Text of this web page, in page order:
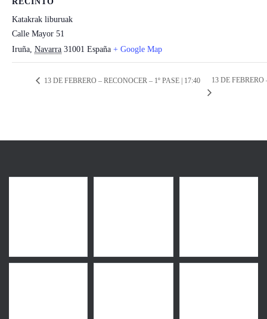
Katakrak liburuak
Calle Mayor 51
Iruña, Navarra 31001 España + Google Map
13 DE FEBRERO – RECONOCER – 1º PASE | 17:40 13 DE